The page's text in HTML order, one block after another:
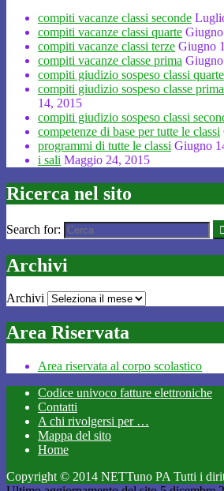
compiti vacanze classi seconde
compiti vacanze classi quarte
compiti vacanze classi terze Giugno
compiti vacanze classe prima
compiti giudizio sospeso classi quarte
compiti giudizio sospeso classe
14, 2015
compiti giudizio sospeso classi
competenze di base per tutte le classi
programmi di tutte le classi Giugno
i sali Maggio 24, 2015
Ricerca nel sito
Search for:
Archivi
Archivi
Area Riservata
Area riservata al corpo scolastico
Codice univoco fatture elettroniche
Contatti
A chi rivolgersi per …
Mappa del sito
Home
Copyright © 2014 NETTuno PA Tutti i